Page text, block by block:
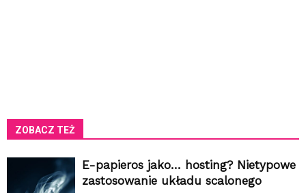
ZOBACZ TEŻ
E-papieros jako… hosting? Nietypowe
zastosowanie układu scalonego